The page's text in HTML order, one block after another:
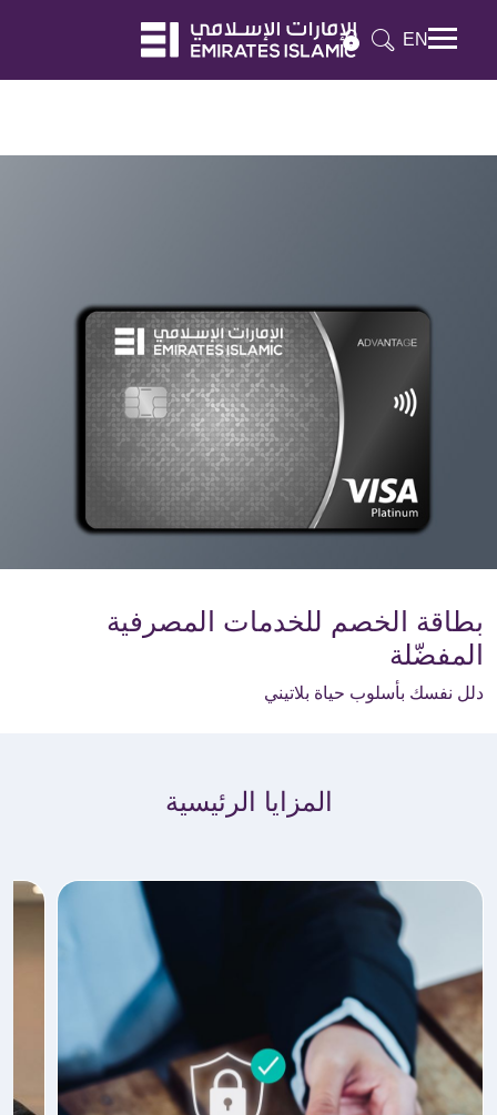
Mobile menu
EN
بطاقة الخصم للخدمات المصرفية
المفضّلة
دلل نفسك بأسلوب حياة بلاتيني
المزايا الرئيسية